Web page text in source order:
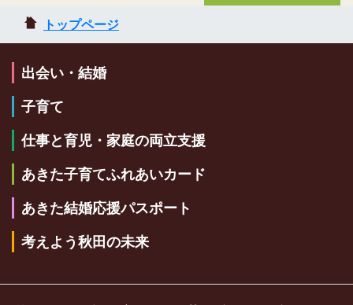
トップページ
出会い・結婚
子育て
仕事と育児・家庭の両立支援
あきた子育てふれあいカード
あきた結婚応援パスポート
考えよう秋田の未来